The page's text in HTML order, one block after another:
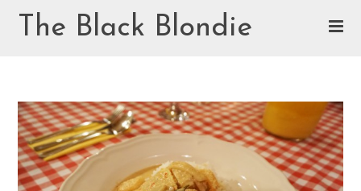
The Black Blondie